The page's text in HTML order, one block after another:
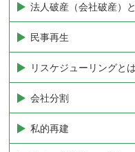
法人破産（会社破産）
民事再生
リスケジューリングと
会社分割
私的再建